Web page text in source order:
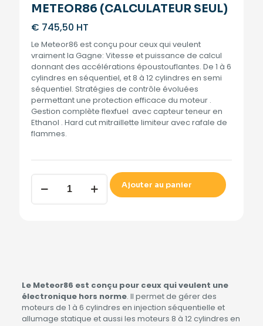
METEOR86 (CALCULATEUR SEUL)
€ 745,50 HT
Le Meteor86 est conçu pour ceux qui veulent
vraiment la Gagne: Vitesse et puissance de calcul
donnant des accélérations époustouflantes. De 1 à 6
cylindres en séquentiel, et 8 à 12 cylindres en semi
séquentiel. Stratégies de contrôle évoluées
permettant une protection efficace du moteur .
Gestion complète flexfuel avec capteur teneur en
Ethanol . Hard cut mitraillette limiteur avec rafale de
flammes.
METEOR86
(CALCULATEUR
SEUL)
Ajouter au panier
Le Meteor86 est conçu pour ceux qui veulent une
électronique hors norme. Il permet de gérer des
moteurs de 1 à 6 cylindres en injection séquentielle et
allumage statique et aussi les moteurs 8 à 12 cylindres en